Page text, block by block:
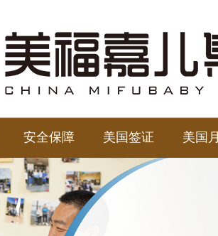
安全保障 美国签证 美国